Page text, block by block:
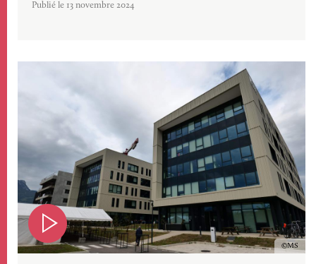
Publié le 13 novembre 2024
MS